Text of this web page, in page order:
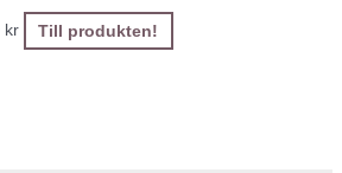
kr Till produkten!